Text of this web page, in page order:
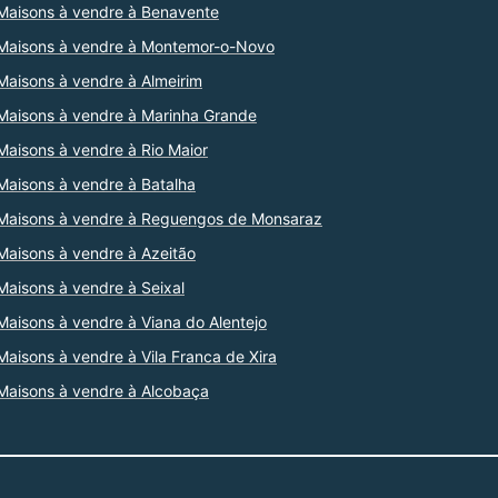
à vendre à Benavente
à vendre à Montemor-o-Novo
à vendre à Almeirim
à vendre à Marinha Grande
à vendre à Rio Maior
à vendre à Batalha
à vendre à Reguengos de Monsaraz
à vendre à Azeitão
à vendre à Seixal
à vendre à Viana do Alentejo
à vendre à Vila Franca de Xira
à vendre à Alcobaça